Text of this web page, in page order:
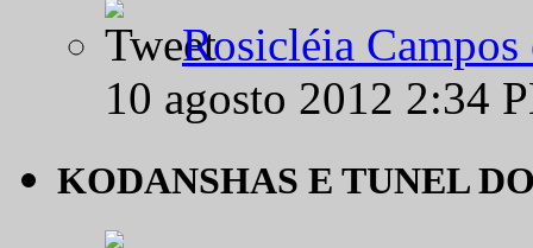
Rosicléia
10 agosto 2012 2:34
KODANSHAS E TUNEL